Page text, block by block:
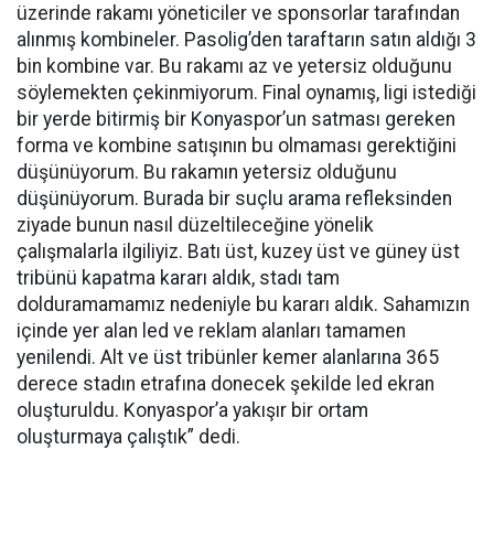
üzerinde rakamı yöneticiler ve sponsorlar tarafından
alınmış kombineler. Pasolig’den taraftarın satın aldığı 3
bin kombine var. Bu rakamı az ve yetersiz olduğunu
söylemekten çekinmiyorum. Final oynamış, ligi istediği
bir yerde bitirmiş bir Konyaspor’un satması gereken
forma ve kombine satışının bu olmaması gerektiğini
düşünüyorum. Bu rakamın yetersiz olduğunu
düşünüyorum. Burada bir suçlu arama refleksinden
ziyade bunun nasıl düzeltileceğine yönelik
çalışmalarla ilgiliyiz. Batı üst, kuzey üst ve güney üst
tribünü kapatma kararı aldık, stadı tam
dolduramamamız nedeniyle bu kararı aldık. Sahamızın
içinde yer alan led ve reklam alanları tamamen
yenilendi. Alt ve üst tribünler kemer alanlarına 365
derece stadın etrafına donecek şekilde led ekran
oluşturuldu. Konyaspor’a yakışır bir ortam
oluşturmaya çalıştık” dedi.